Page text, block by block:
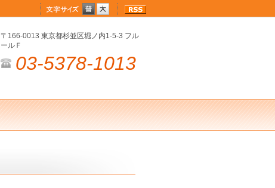
〒166-0013 東京都杉並区堀ノ内1-5-3 フル
ールＦ
03-5378-1013